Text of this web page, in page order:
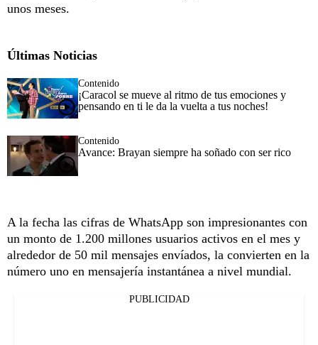
unos meses.
Últimas Noticias
Contenido
¡Caracol se mueve al ritmo de tus emociones y
pensando en ti le da la vuelta a tus noches!
Contenido
Avance: Brayan siempre ha soñado con ser rico
A la fecha las cifras de WhatsApp son impresionantes con
un monto de 1.200 millones usuarios activos en el mes y
alrededor de 50 mil mensajes envíados, la convierten en la
número uno en mensajería instantánea a nivel mundial.
PUBLICIDAD